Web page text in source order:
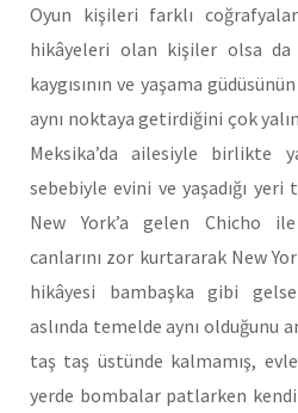
Oyun kişileri farklı
hikâyeleri olan kişiler olsa
kaygısının ve yaşama
aynı noktaya getirdiğini çok
Meksika’da ailesiyle birlikte
sebebiyle evini ve yaşadığı
New York’a gelen Chicho
canlarını zor kurtararak New
hikâyesi bambaşka gibi
aslında temelde aynı olduğunu
taş taş üstünde kalmamış,
yerde bombalar patlarken